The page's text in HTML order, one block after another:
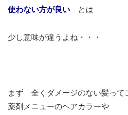
使わない方が良い とは
少し意味が違うよね・・・
まず 全くダメージのない髪って
薬剤メニューのヘアカラーや